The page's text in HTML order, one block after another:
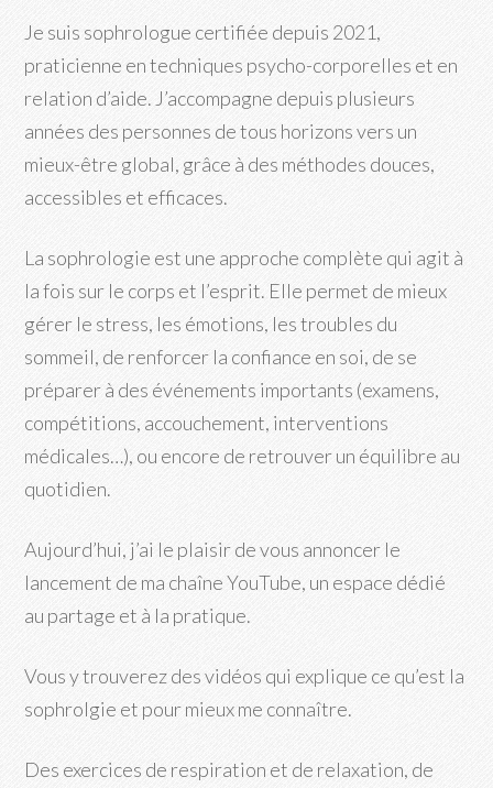
Je suis sophrologue certifiée depuis 2021,
praticienne en techniques psycho-corporelles et en
relation d’aide. J’accompagne depuis plusieurs
années des personnes de tous horizons vers un
mieux-être global, grâce à des méthodes douces,
accessibles et efficaces.
La sophrologie est une approche complète qui agit à
la fois sur le corps et l’esprit. Elle permet de mieux
gérer le stress, les émotions, les troubles du
sommeil, de renforcer la confiance en soi, de se
préparer à des événements importants (examens,
compétitions, accouchement, interventions
médicales…), ou encore de retrouver un équilibre au
quotidien.
Aujourd’hui, j’ai le plaisir de vous annoncer le
lancement de ma chaîne YouTube, un espace dédié
au partage et à la pratique.
Vous y trouverez des vidéos qui explique ce qu’est la
sophrolgie et pour mieux me connaître.
Des exercices de respiration et de relaxation, de